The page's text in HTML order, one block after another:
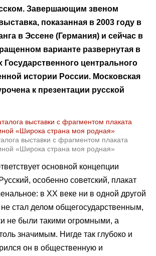
Завершающим звеном
показанная в 2003 году в
в Эссене (Германия) и сейчас в
варианте развернутая в
Государственного центрального
истории России. Московская
к презентации русской
выставки с фрагментом плаката
«Широка страна моя родная»
основной концепции
особенно советский, плакат
в ХХ веке ни в одной другой
стал делом общегосударственным,
не были такими огромными, а
значимым. Нигде так глубоко и
он в общественную и